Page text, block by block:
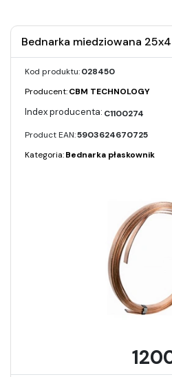
Bednarka miedziowana
Kod produktu:028450
Producent:CBM TECHNOLOGY
C1100274
Product EAN:5903624670725
Kategoria:Bednarka płaskownik